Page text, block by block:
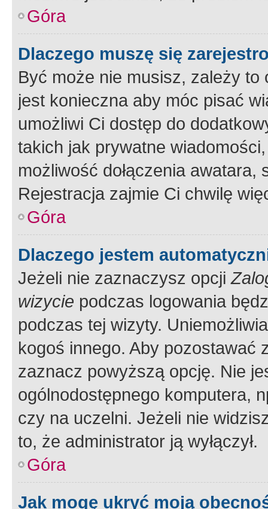
Góra
Dlaczego muszę się
Być może nie musisz, zależy
jest konieczna aby móc pisać
umożliwi Ci dostęp do
takich jak prywatne
możliwość dołączenia
Rejestracja zajmie Ci chwilę
Góra
Dlaczego jestem
Jeżeli nie zaznaczysz opcji
wizycie podczas logowania
podczas tej wizyty.
kogoś innego. Aby pozostawać
zaznacz powyższą opcję. Nie
ogólnodostępnego komputera,
czy na uczelni. Jeżeli nie
to, że administrator ją wyłączył.
Góra
Jak mogę ukryć moją